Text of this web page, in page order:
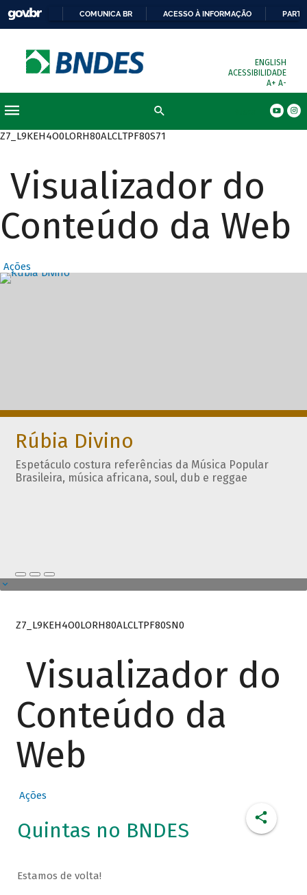
COMUNICA BR ACESSO À INFORMAÇÃO
ENGLISH
ACESSIBILIDADE
A+ A-
Z7_L9KEH4O0LORH80ALCLTPF80S71
Visualizador do
Conteúdo da Web
Ações
Destaques
Rúbia Divino
Espetáculo costura referências da Música Popular
Brasileira, música africana, soul, dub e reggae
Z7_L9KEH4O0LORH80ALCLTPF80SN0
Visualizador do
Conteúdo da
Web
Ações
Quintas no BNDES
Estamos de volta!